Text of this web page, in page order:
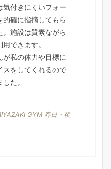
気付きにくいフォー
的確に指摘してもら
。施設は質素ながら
できます。
が私の体力や目標に
スをしてくれるので
た。
GYM 春日・後